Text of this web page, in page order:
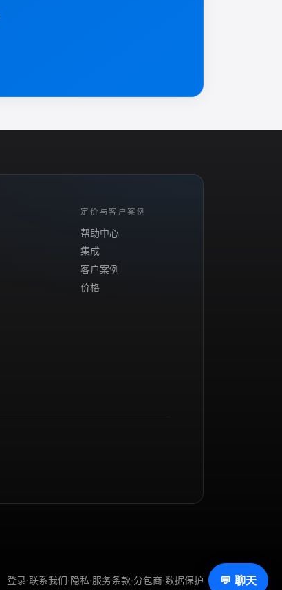
💬 聊天
定价与客户案例
帮助中心
集成
客户案例
价格
登录·联系我们·隐私·服务条款·分包商·数据保护